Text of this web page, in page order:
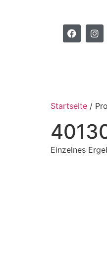
Startseite /
Einzelnes